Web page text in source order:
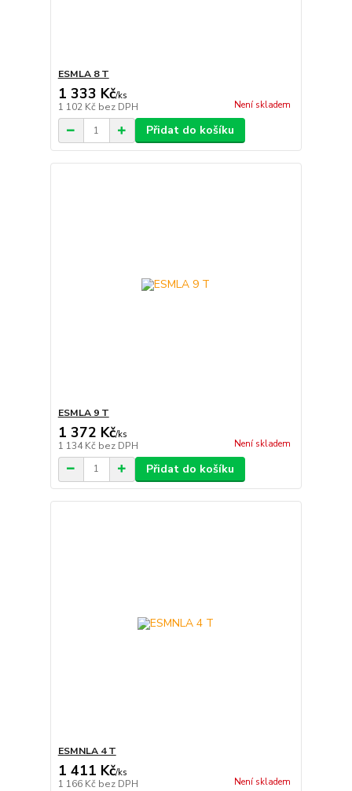
ESMLA 8 T
1 333 Kč/ks
1 102 Kč bez DPH Není skladem
Přidat do košíku
ESMLA 9 T
1 372 Kč/ks
1 134 Kč bez DPH Není skladem
Přidat do košíku
ESMNLA 4 T
1 411 Kč/ks
1 166 Kč bez DPH Není skladem